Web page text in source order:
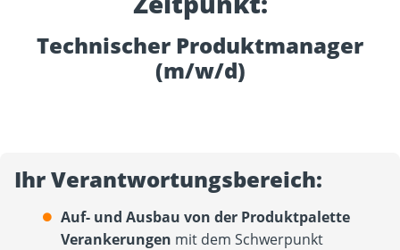
Technischer Produktmanager
(m/w/d)
Ihr Verantwortungsbereich:
Auf- und Ausbau von der Produktpalette
Verankerungen mit dem Schwerpunkt